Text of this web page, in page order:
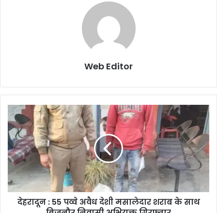
Web Editor
देहरादून : 55 पव्वे अवैध देशी मसालेदार शराब के साथ